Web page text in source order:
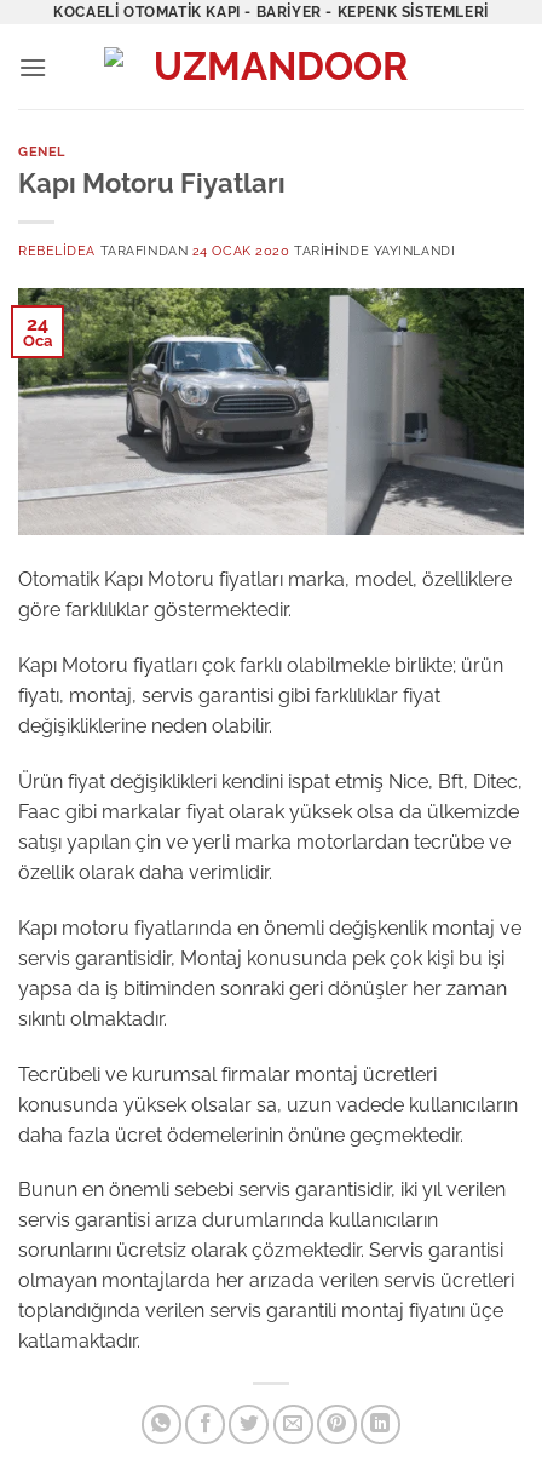
İçeriğeKOCAELI OTOMATIK KAPI - BARIYER - KEPENK SISTEMLERI
GENEL
Kapı Motoru Fiyatları
REBELIDEA TARAFINDAN 24 OCAK 2020 TARIHINDE YAYINLANDI
24
Oca
Otomatik Kapı Motoru fiyatları marka, model, özelliklere
göre farklılıklar göstermektedir.
Kapı Motoru fiyatları çok farklı olabilmekle birlikte; ürün
fiyatı, montaj, servis garantisi gibi farklılıklar fiyat
değişikliklerine neden olabilir.
Ürün fiyat değişiklikleri kendini ispat etmiş Nice, Bft, Ditec,
Faac gibi markalar fiyat olarak yüksek olsa da ülkemizde
satışı yapılan çin ve yerli marka motorlardan tecrübe ve
özellik olarak daha verimlidir.
Kapı motoru fiyatlarında en önemli değişkenlik montaj ve
servis garantisidir, Montaj konusunda pek çok kişi bu işi
yapsa da iş bitiminden sonraki geri dönüşler her zaman
sıkıntı olmaktadır.
Tecrübeli ve kurumsal firmalar montaj ücretleri
konusunda yüksek olsalar sa, uzun vadede kullanıcıların
daha fazla ücret ödemelerinin önüne geçmektedir.
Bunun en önemli sebebi servis garantisidir, iki yıl verilen
servis garantisi arıza durumlarında kullanıcıların
sorunlarını ücretsiz olarak çözmektedir. Servis garantisi
olmayan montajlarda her arızada verilen servis ücretleri
toplandığında verilen servis garantili montaj fiyatını üçe
katlamaktadır.